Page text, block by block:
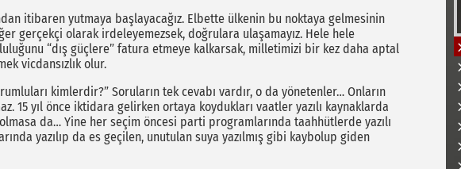
itibaren yutmaya başlayacağız. Elbette ülkenin bu noktaya gelmesinin
gerçekçi olarak irdeleyemezsek, doğrulara ulaşamayız. Hele hele
“dış güçlere” fatura etmeye kalkarsak, milletimizi bir kez daha aptal
vicdansızlık olur.
kimlerdir?” Soruların tek cevabı vardır, o da yönetenler… Onların
15 yıl önce iktidara gelirken ortaya koydukları vaatler yazılı kaynaklarda
da… Yine her seçim öncesi parti programlarında taahhütlerde yazılı
yazılıp da es geçilen, unutulan suya yazılmış gibi kaybolup giden